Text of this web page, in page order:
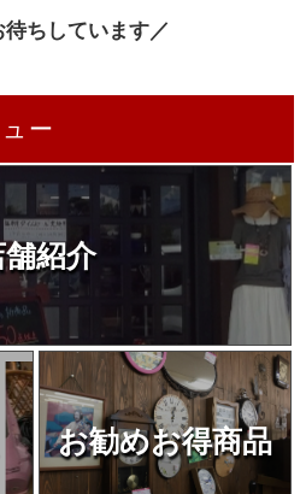
待ちしています／
ー
舗紹介
お勧めお得商品